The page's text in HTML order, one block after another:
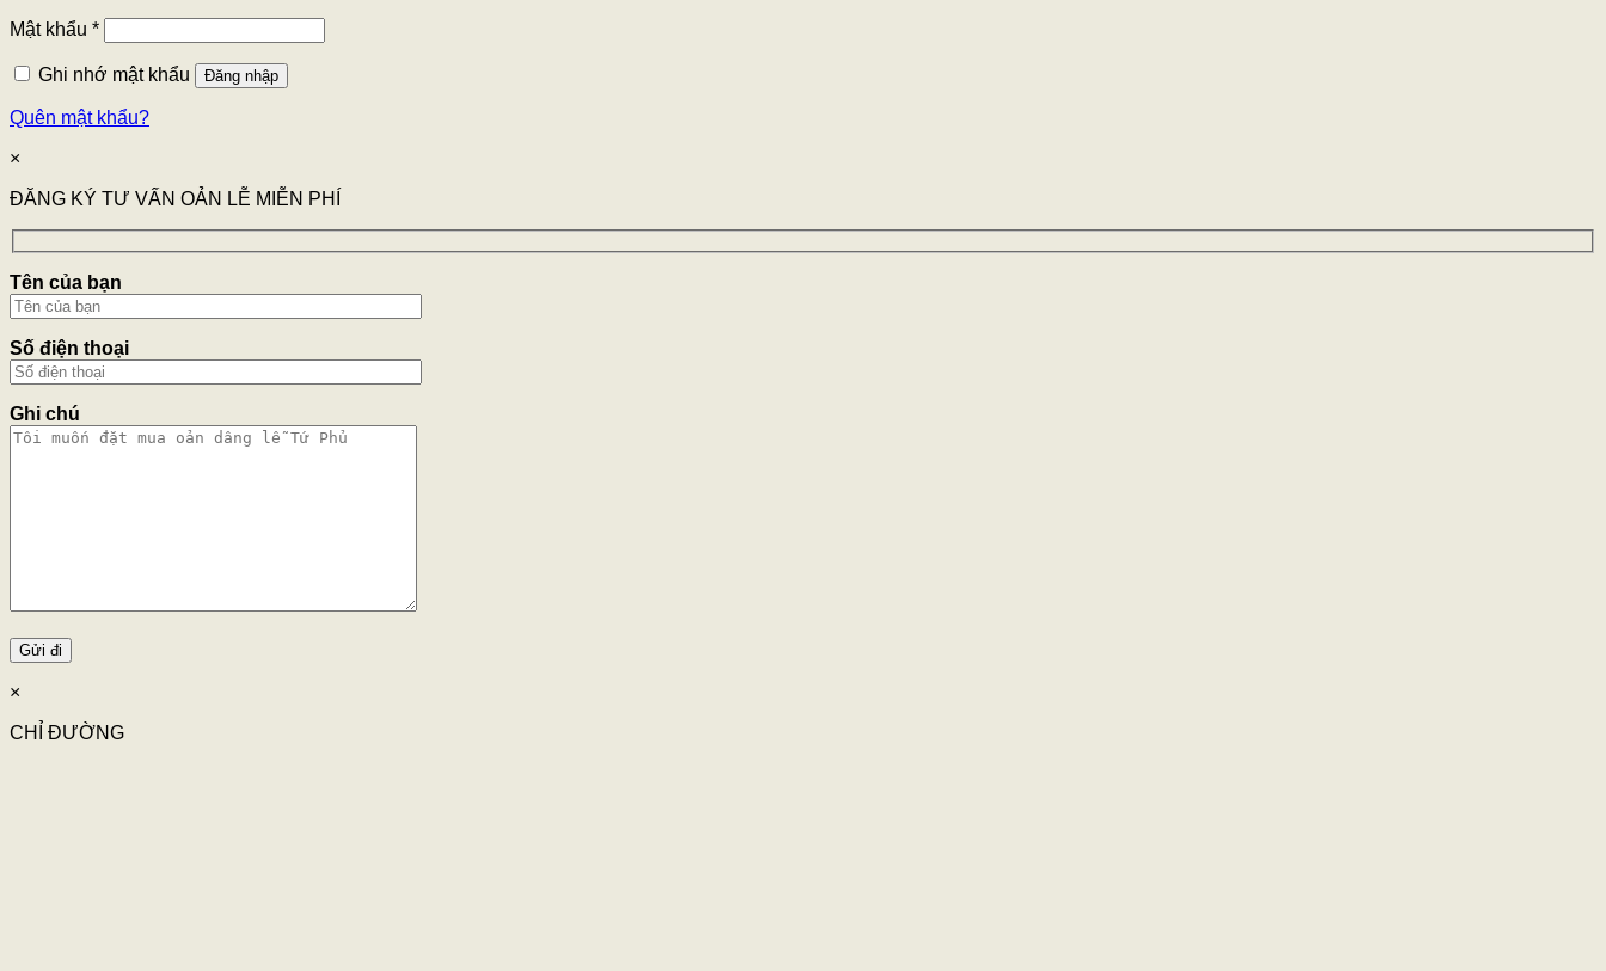
Mật khẩu *
Ghi nhớ mật khẩu Đăng nhập
Quên mật khẩu?
×
ĐĂNG KÝ TƯ VẤN OẢN LỄ MIỄN PHÍ
Tên của bạn
Số điện thoại
Ghi chú
×
CHỈ ĐƯỜNG